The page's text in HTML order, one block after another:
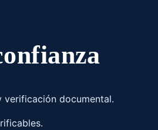
verificación documental.